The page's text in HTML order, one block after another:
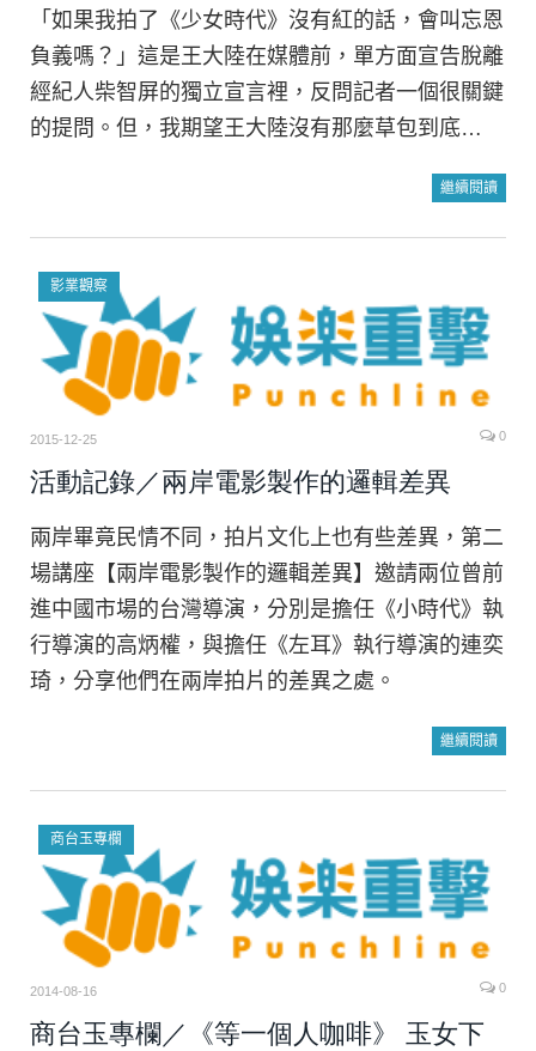
「如果我拍了《少女時代》沒有紅的話，會叫忘恩
負義嗎？」這是王大陸在媒體前，單方面宣告脫離
經紀人柴智屏的獨立宣言裡，反問記者一個很關鍵
的提問。但，我期望王大陸沒有那麼草包到底…
繼續閱讀
影業觀察
2015-12-25 0
活動記錄／兩岸電影製作的邏輯差異
兩岸畢竟民情不同，拍片文化上也有些差異，第二
場講座【兩岸電影製作的邏輯差異】邀請兩位曾前
進中國市場的台灣導演，分別是擔任《小時代》執
行導演的高炳權，與擔任《左耳》執行導演的連奕
琦，分享他們在兩岸拍片的差異之處。
繼續閱讀
商台玉專欄
2014-08-16 0
商台玉專欄／《等一個人咖啡》 玉女下